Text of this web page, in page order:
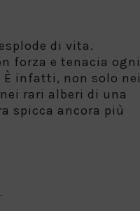
di vita.
forza e tenacia ogni
È infatti, non solo nei
rari alberi di una
spicca ancora più